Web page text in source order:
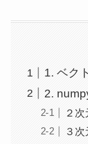
1. ベク
2.
２
３